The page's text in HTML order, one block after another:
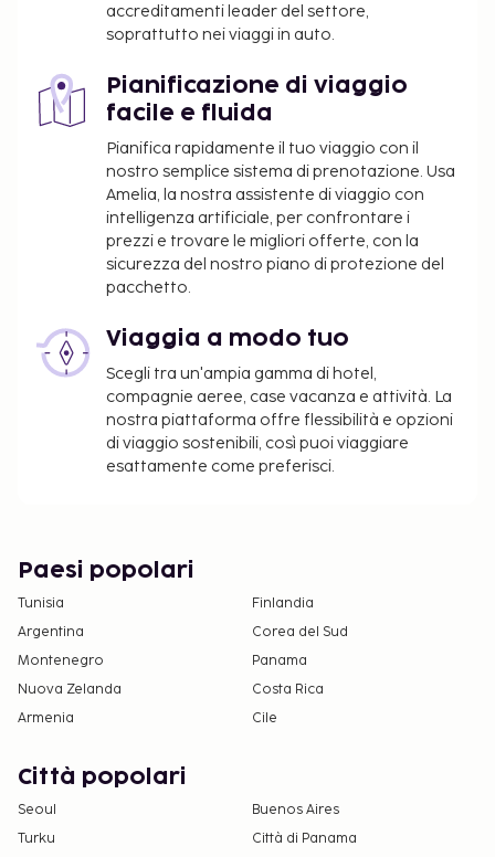
Letto aggiuntivo: 15.0 USD a notte
Tariffe e depositi potrebbero non includere le tasse
e sono soggetti a modifiche.
È disponibile il check-out senza contatti.
Questa struttura è LGBTQ+ friendly e accoglie
tutti gli ospiti, senza alcuna distinzione.
accreditamenti leader del settore,
soprattutto nei viaggi in auto.
Pianificazione di viaggio
facile e fluida
Pianifica rapidamente il tuo viaggio con il
nostro semplice sistema di prenotazione. Usa
Amelia, la nostra assistente di viaggio con
intelligenza artificiale, per confrontare i
prezzi e trovare le migliori offerte, con la
sicurezza del nostro piano di protezione del
pacchetto.
Viaggia a modo tuo
Scegli tra un'ampia gamma di hotel,
compagnie aeree, case vacanza e attività. La
nostra piattaforma offre flessibilità e opzioni
di viaggio sostenibili, così puoi viaggiare
esattamente come preferisci.
Paesi popolari
Tunisia
Finlandia
Argentina
Corea del Sud
Montenegro
Panama
Nuova Zelanda
Costa Rica
Armenia
Cile
Città popolari
Seoul
Buenos Aires
Turku
Città di Panama